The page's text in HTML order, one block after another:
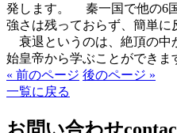
発します。 秦一国で他の6
強さは残っておらず、簡単に
衰退というのは、絶頂の中
始皇帝から学ぶことができま
« 前のページ 後のページ »
一覧に戻る